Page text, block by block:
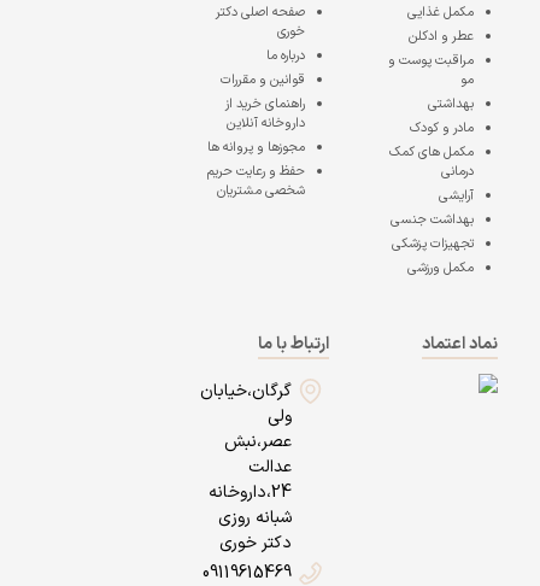
مکمل غذایی
عطر و ادکلن
مراقبت پوست و
مو
بهداشتی
مادر و کودک
مکمل های کمک
درمانی
آرایشی
بهداشت جنسی
تجهیزات پزشکی
مکمل ورزشی
صفحه اصلیدکتر
خوری
درباره ما
قوانین و مقررات
راهنمای خرید از
داروخانه آنلاین
مجوزها و پروانه ها
حفظ و رعایت حریم
شخصی مشتریان
نماد اعتماد
ارتباط با ما
گرگان،خیابان
ولی
عصر،نبش
عدالت
24،داروخانه
شبانه روزی
دکتر خوری
09119615469